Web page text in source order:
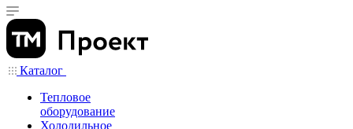
Каталог
Тепловое
оборудование
Холодильное